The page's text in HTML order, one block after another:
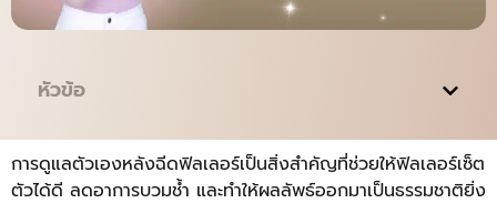
หัวข้อ
การดูแลตัวเองหลังฉีดฟิลเลอร์เป็นสิ่งสำคัญที่ช่วยให้ฟิลเลอร์เซ็ต
ตัวได้ดี ลดอาการบวมช้ำ และทำให้ผลลัพธ์ออกมาเป็นธรรมชาติยิ่ง